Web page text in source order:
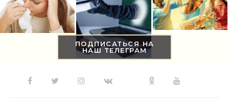
ПОДПИСАТЬСЯ НА
НАШ ТЕЛЕГРАМ